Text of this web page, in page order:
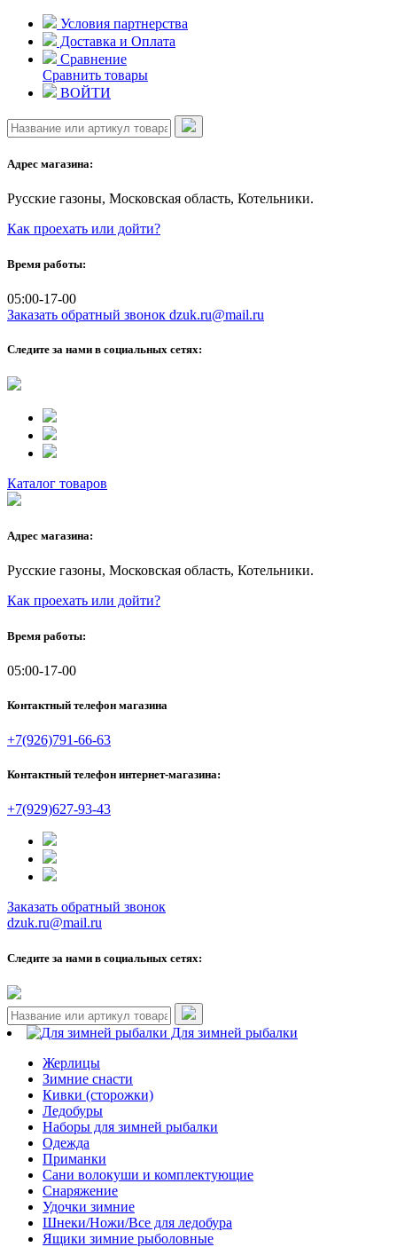
Skip
content
Условия партнерства
Доставка и Оплата
Сравнение
Сравнить товары
ВОЙТИ
Адрес магазина:
Русские газоны, Московская область, Котельники.
Как проехать или дойти?
Время работы:
05:00-17-00
Заказать обратный звонок dzuk.ru@mail.ru
Следите за нами в социальных сетях:
Каталог товаров
Адрес магазина:
Русские газоны, Московская область, Котельники.
Как проехать или дойти?
Время работы:
05:00-17-00
Контактный телефон магазина
+7(926)791-66-63
Контактный телефон интернет-магазина:
+7(929)627-93-43
Заказать обратный звонок
dzuk.ru@mail.ru
Следите за нами в социальных сетях:
Для зимней рыбалки
Жерлицы
Зимние снасти
Кивки (сторожки)
Ледобуры
Наборы для зимней рыбалки
Одежда
Приманки
Сани волокуши и комплектующие
Снаряжение
Удочки зимние
Шнеки/Ножи/Все для ледобура
Ящики зимние рыболовные